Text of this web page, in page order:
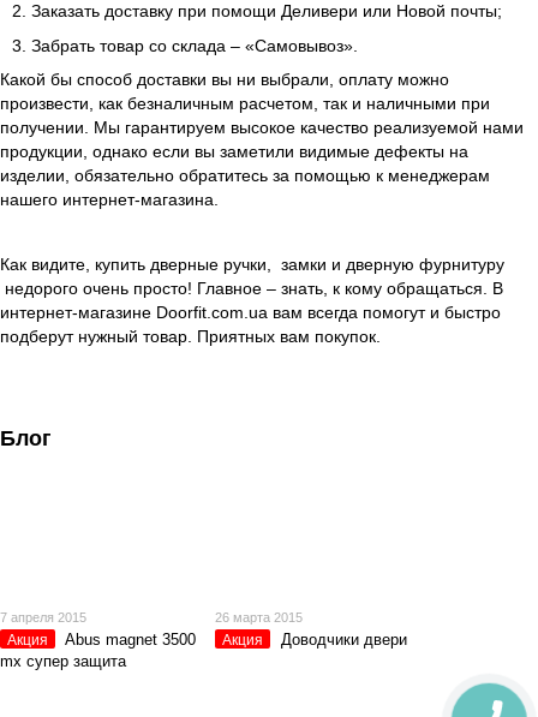
Заказать доставку при помощи Деливери или Новой почты;
Забрать товар со склада – «Самовывоз».
Какой бы способ доставки вы ни выбрали, оплату можно
произвести, как безналичным расчетом, так и наличными при
получении. Мы гарантируем высокое качество реализуемой нами
продукции, однако если вы заметили видимые дефекты на
изделии, обязательно обратитесь за помощью к менеджерам
нашего интернет-магазина.
Как видите, купить дверные ручки, замки и дверную фурнитуру
недорого очень просто! Главное – знать, к кому обращаться. В
интернет-магазине Doorfit.com.ua вам всегда помогут и быстро
подберут нужный товар. Приятных вам покупок.
Блог
7 апреля 2015
Акция
Abus magnet 3500
mx cупер защита
26 марта 2015
Акция Доводчики двери